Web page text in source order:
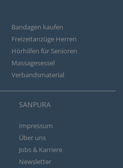
Bandagen kaufen
Freizeitanzüge Herren
Hörhilfen für Senioren
Massagesessel
Verbandsmaterial
SANPURA
Impressum
Über uns
Jobs & Karriere
Newsletter